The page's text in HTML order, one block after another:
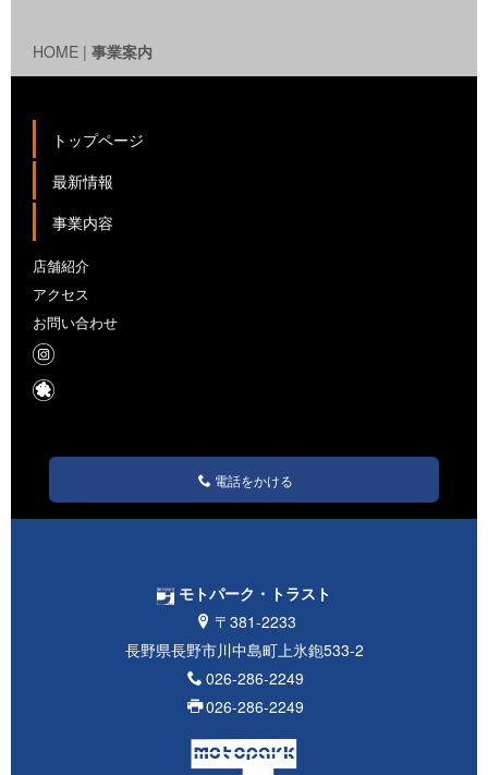
HOME | 事業案内
トップページ
最新情報
事業内容
店舗紹介
アクセス
お問い合わせ
電話をかける
モトパーク・トラスト
〒381-2233
長野県長野市川中島町上氷鉋533-2
026-286-2249
026-286-2249